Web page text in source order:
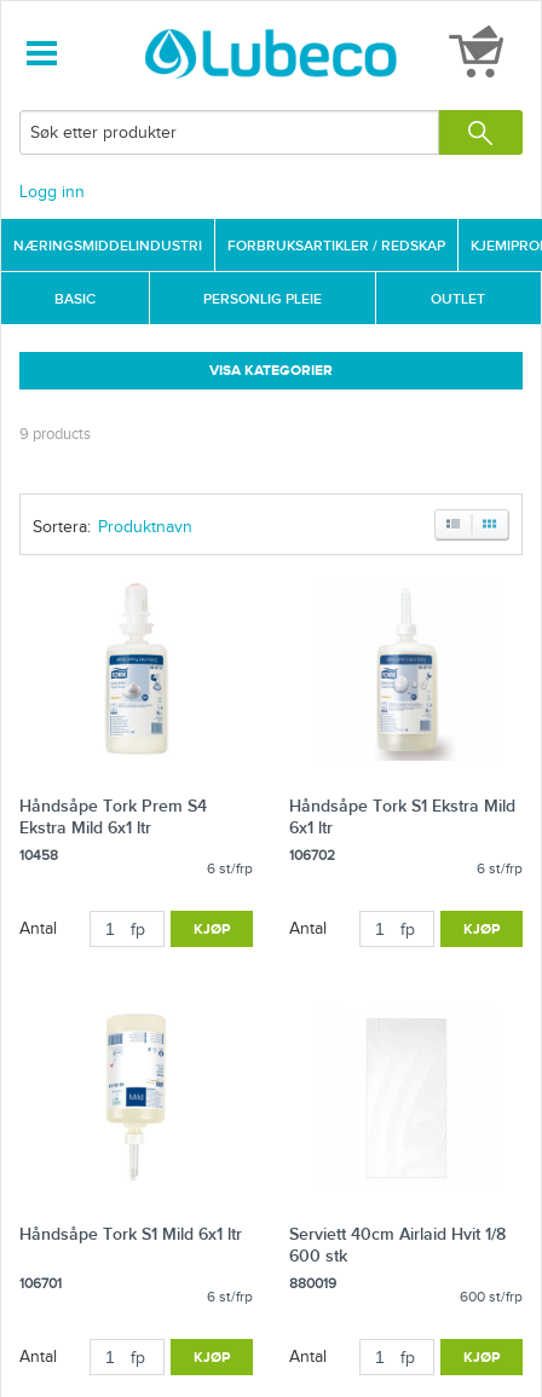
Logg inn
NÆRINGSMIDDELINDUSTRI FORBRUKSARTIKLER / REDSKAP
BASIC PERSONLIG PLEIE OUTLET
VISA KATEGORIER
9 products
Sortera:
Håndsåpe Tork Prem S4
Ekstra Mild 6x1 ltr
10458
6 st/frp
Antal fp KJØP
Håndsåpe Tork S1 Ekstra Mild
6x1 ltr
106702
6 st/frp
Antal fp KJØP
Håndsåpe Tork S1 Mild 6x1 ltr
106701
6 st/frp
Antal fp KJØP
Serviett 40cm Airlaid Hvit 1/8
600 stk
880019
600 st/frp
Antal fp KJØP